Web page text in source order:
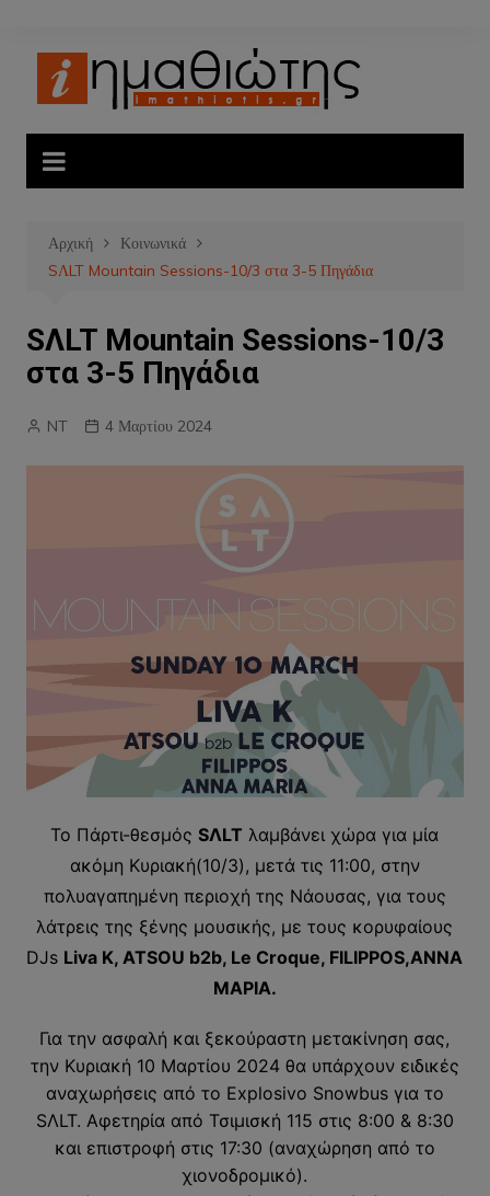
περιεχόμενο
Αρχική
Κοινωνικά
SΛLT Mountain Sessions-10/3 στα 3-5 Πηγάδια
SΛLT Mountain Sessions-10/3
στα 3-5 Πηγάδια
NT 4 Μαρτίου 2024
Το Πάρτι-θεσμόςSΛLT λαμβάνει χώρα για μία
ακόμη Κυριακή(10/3), μετά τις 11:00, στην
πολυαγαπημένη περιοχή της Νάουσας, για τους
λάτρεις της ξένης μουσικής, με τους κορυφαίους
DJs Liva K, ATSOU b2b, Le Croque, FILIPPOS,ΑΝΝΑ
ΜΑΡΙΑ.
Για την ασφαλή και ξεκούραστη μετακίνηση σας,
την Κυριακή 10 Μαρτίου 2024 θα υπάρχουν ειδικές
αναχωρήσεις από το Explosivo Snowbus για το
SΛLT. Αφετηρία από Τσιμισκή 115 στις 8:00 & 8:30
και επιστροφή στις 17:30 (αναχώρηση από το
χιονοδρομικό).